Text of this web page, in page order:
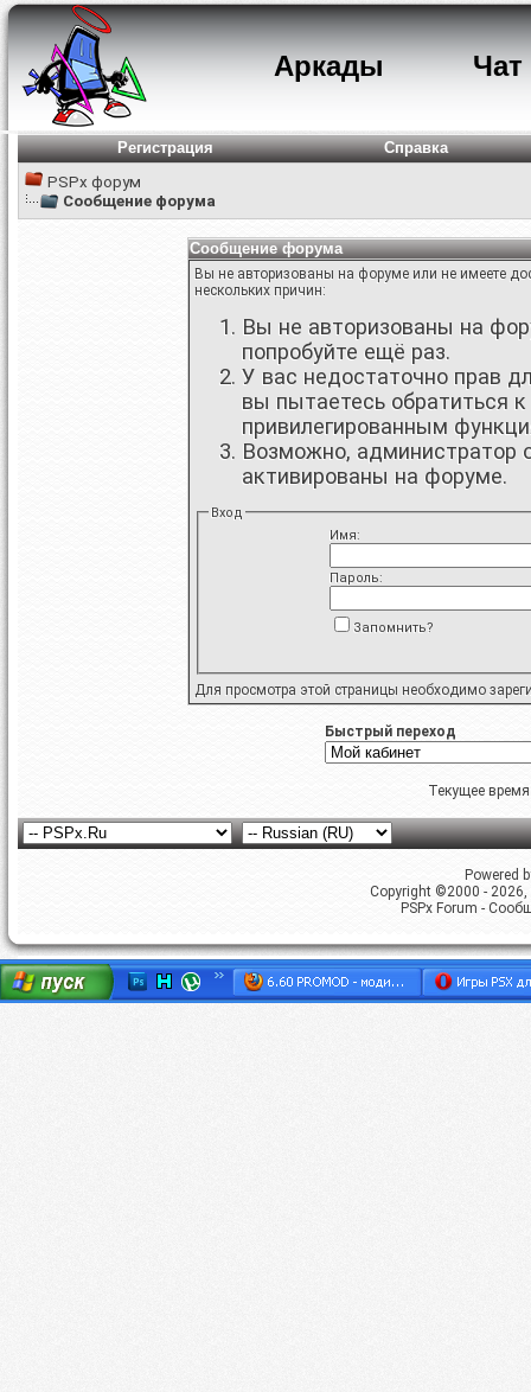
Аркады Чат
Регистрация
Справка
PSPx форум
Сообщение форума
Сообщение форума
Вы не авторизованы на форуме или не имеете
нескольких причин:
Вы не авторизованы на
попробуйте ещё раз.
У вас недостаточно прав
вы пытаетесь обратиться
привилегированным
Возможно, администратор
активированы на форуме.
Вход
Имя:
Пароль:
Запомнить?
Для просмотра этой страницы необходимо
Быстрый переход
Текущее
Powered
Copyright ©2000 -
PSPx Forum -